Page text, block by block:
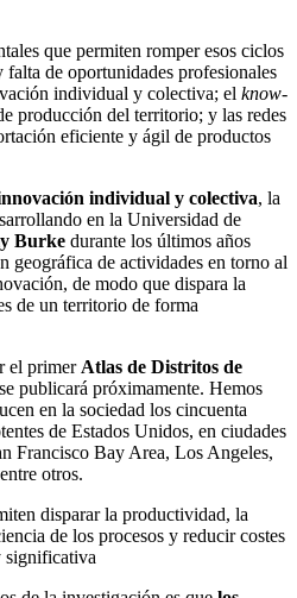
que permiten romper esos ciclos
de oportunidades profesionales
individual y colectiva; el know-
producción del territorio; y las redes
eficiente y ágil de productos
individual y colectiva, la
en la Universidad de
Burke durante los últimos años
geográfica de actividades en torno al
de modo que dispara la
de un territorio de forma
el primer Atlas de Distritos de
publicará próximamente. Hemos
en la sociedad los cincuenta
de Estados Unidos, en ciudades
Francisco Bay Area, Los Angeles,
otros.
disparar la productividad, la
de los procesos y reducir costes
significativa